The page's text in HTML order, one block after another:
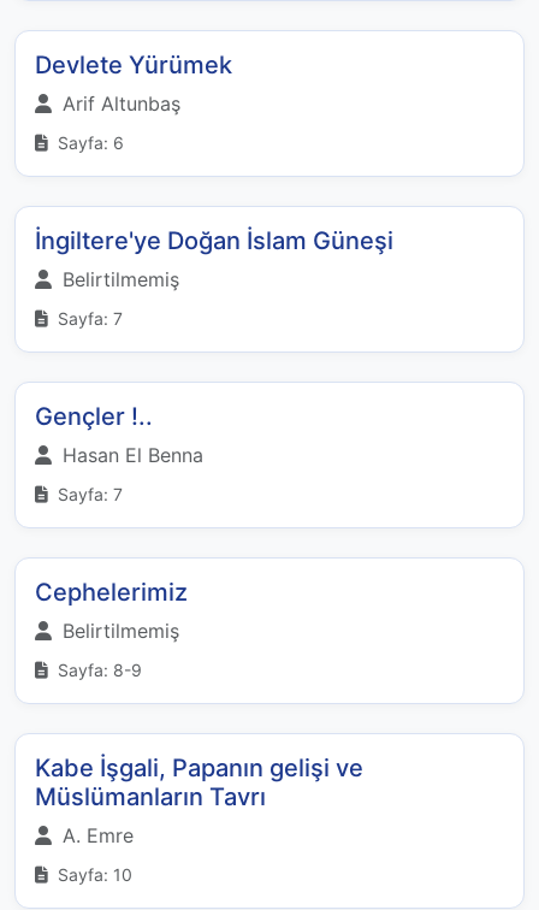
Devlete Yürümek
Arif Altunbaş
Sayfa: 6
İngiltere'ye Doğan İslam Güneşi
Belirtilmemiş
Sayfa: 7
Gençler !..
Hasan El Benna
Sayfa: 7
Cephelerimiz
Belirtilmemiş
Sayfa: 8-9
Kabe İşgali, Papanın gelişi ve
Müslümanların Tavrı
A. Emre
Sayfa: 10